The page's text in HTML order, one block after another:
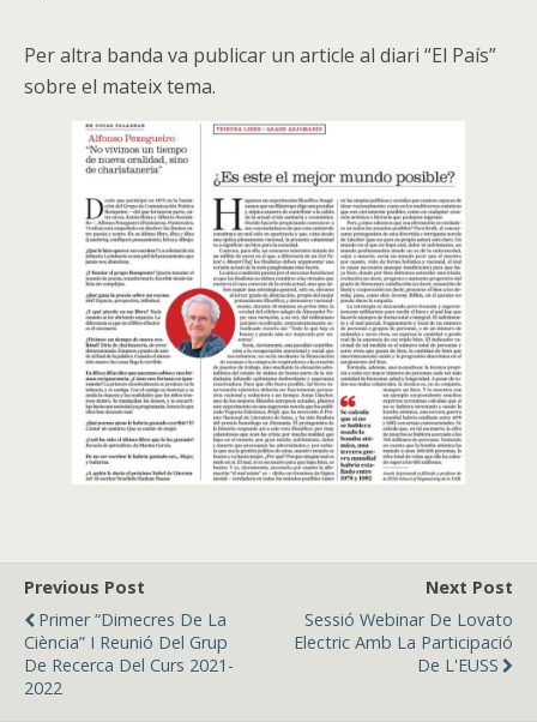
Per altra banda va publicar un article al diari “El País”
sobre el mateix tema.
Previous Post
Primer “Dimecres De La
Ciència” I Reunió Del Grup
De Recerca Del Curs 2021-
2022
Next Post
Sessió Webinar De Lovato
Electric Amb La Participació
De L'EUSS